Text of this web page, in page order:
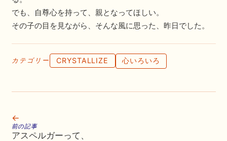
でも、自尊心を持って、親となってほしい。
その子の目を見ながら、そんな風に思った、昨日でした。
カテゴリー CRYSTALLIZE 心いろいろ
←
前の記事
アスペルガーって、